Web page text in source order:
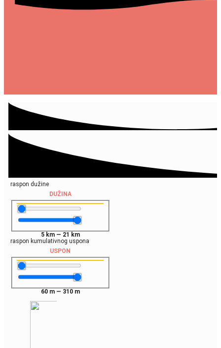
raspon dužine
DUŽINA
5 km— 21 km
raspon kumulativnog uspona
USPON
60 m— 310 m